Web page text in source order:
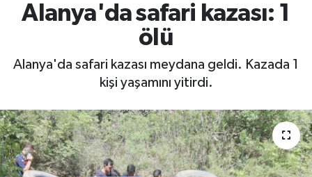
Alanya'da safari kazası: 1
ölü
Alanya'da safari kazası meydana geldi. Kazada 1
kişi yaşamını yitirdi.
Dünya
Gizlilik İlkeleri - Privacy Policy
Güncel
Haber Arşivi